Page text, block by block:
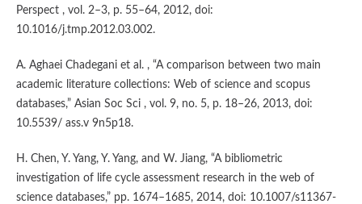
Perspect , vol. 2–3, p. 55–64, 2012, doi:
10.1016/j.tmp.2012.03.002.
A. Aghaei Chadegani et al. , “A comparison between two main
academic literature collections: Web of science and scopus
databases,” Asian Soc Sci , vol. 9, no. 5, p. 18–26, 2013, doi:
10.5539/ ass.v 9n5p18.
H. Chen, Y. Yang, Y. Yang, and W. Jiang, “A bibliometric
investigation of life cycle assessment research in the web of
science databases,” pp. 1674–1685, 2014, doi: 10.1007/s11367-